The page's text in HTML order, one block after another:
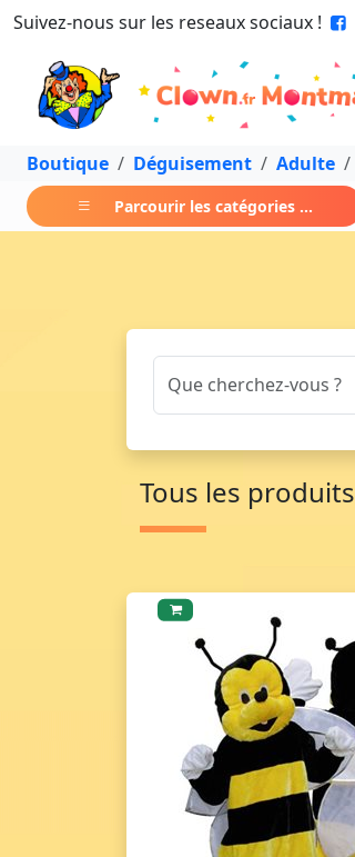
Suivez-nous sur les reseaux sociaux !
Boutique Déguisement Adulte
Parcourir les catégories ...
Tous les produits